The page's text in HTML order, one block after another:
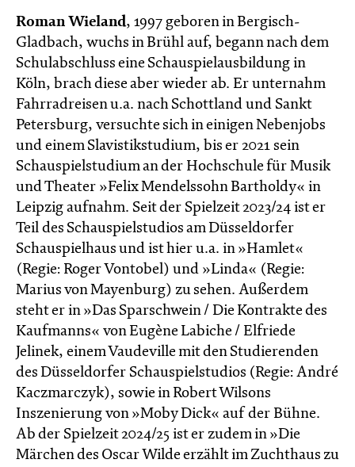
Roman Wieland, 1997 geboren in Bergisch-
Gladbach, wuchs in Brühl auf, begann nach dem
Schulabschluss eine Schauspielausbildung in
Köln, brach diese aber wieder ab. Er unternahm
Fahrradreisen u.a. nach Schottland und Sankt
Petersburg, versuchte sich in einigen Nebenjobs
und einem Slavistikstudium, bis er 2021 sein
Schauspielstudium an der Hochschule für Musik
und Theater »Felix Mendelssohn Bartholdy« in
Leipzig aufnahm. Seit der Spielzeit 2023/24 ist er
Teil des Schauspielstudios am Düsseldorfer
Schauspielhaus und ist hier u.a. in »Hamlet«
(Regie: Roger Vontobel) und »Linda« (Regie:
Marius von Mayenburg) zu sehen. Außerdem
steht er in »Das Sparschwein / Die Kontrakte des
Kaufmanns« von Eugène Labiche / Elfriede
Jelinek, einem Vaudeville mit den Studierenden
des Düsseldorfer Schauspielstudios (Regie: André
Kaczmarczyk), sowie in Robert Wilsons
Inszenierung von »Moby Dick« auf der Bühne.
Ab der Spielzeit 2024/25 ist er zudem in »Die
Märchen des Oscar Wilde erzählt im Zucht­haus zu